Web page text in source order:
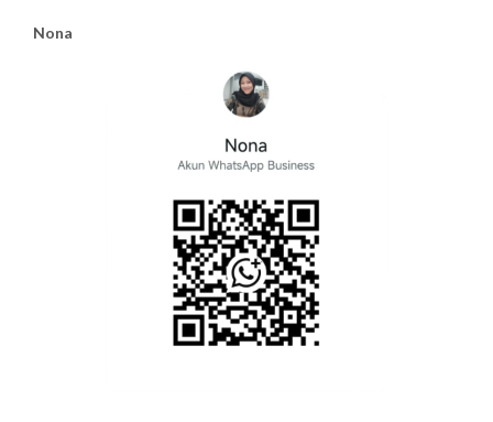
Nona